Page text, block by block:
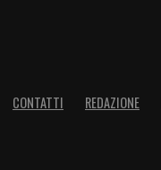
CONTATTI REDAZIONE